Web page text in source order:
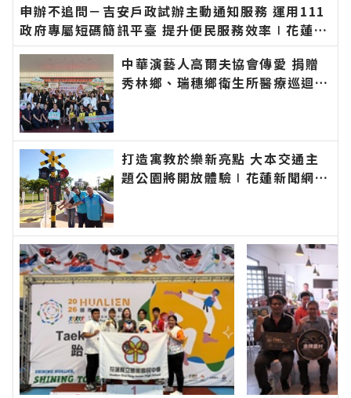
申辦不追問－吉安戶政試辦主動通知服務 運用111
政府專屬短碼簡訊平臺 提升便民服務效率∣花蓮新
聞網官方網站各類新聞－最快速的今日新聞報導 最
新的在地資訊！ 中華演藝人高爾夫協會傳愛 捐贈
秀林鄉、瑞穗鄉衛生所醫療巡迴車
的今日新聞報導 最新的在地資
訊！
打造寓教於樂新亮點 大本交通主
題公園將開放體驗∣花蓮新聞網官